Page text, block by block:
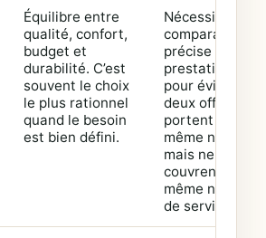
Équilibre entre
qualité, confort,
budget et
durabilité. C’est
souvent le choix
le plus rationnel
quand le besoin
est bien défini.
Nécessite une
comparaison
précise des
prestations
pour éviter
deux offres qui
portent le
même nom
mais ne
couvrent pas le
même niveau
de service.